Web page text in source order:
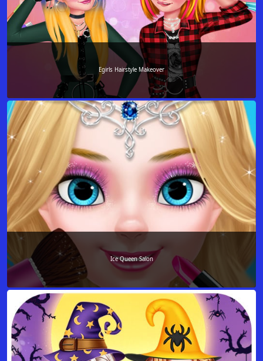
Egirls Hairstyle Makeover
Ice Queen Salon